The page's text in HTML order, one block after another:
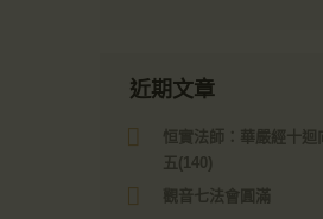
近期文章
恒實法師：華嚴經十迴
五(140)
觀音七法會圓滿